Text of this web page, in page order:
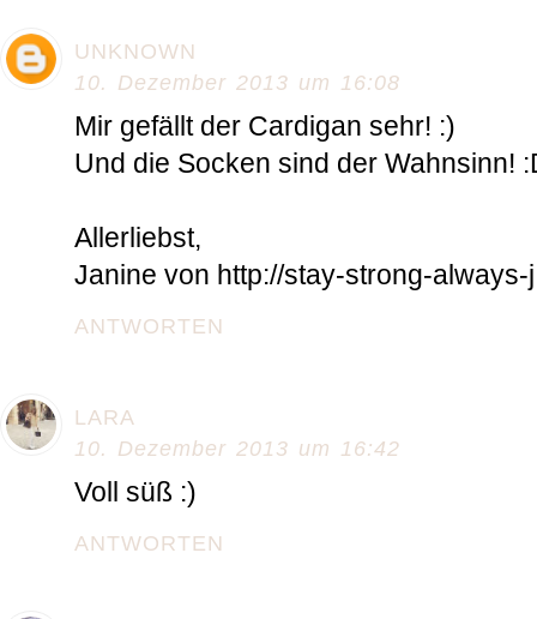
UNKNOWN
10. Dezember 2013 um 16:08
Mir gefällt der Cardigan sehr! :)
Und die Socken sind der Wahnsinn!
Allerliebst,
Janine von http://stay-strong-always-
ANTWORTEN
LARA
10. Dezember 2013 um 16:42
Voll süß :)
ANTWORTEN